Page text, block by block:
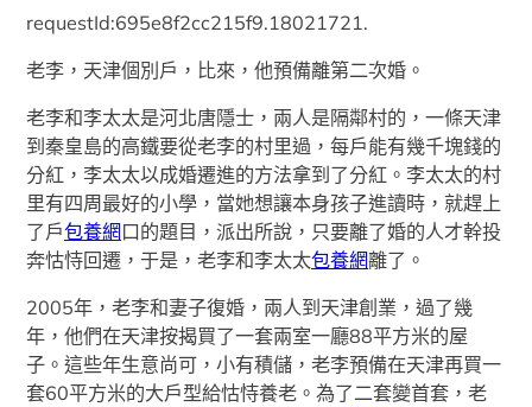
requestId:695e8f2cc215f9.18021721.
老李，天津個別戶，比來，他預備離第二次婚。
老李和李太太是河北唐隱士，兩人是隔鄰村的，一條天津
到秦皇島的高鐵要從老李的村里過，每戶能有幾千塊錢的
分紅，李太太以成婚遷進的方法拿到了分紅。李太太的村
里有四周最好的小學，當她想讓本身孩子進讀時，就趕上
了戶包養網 口的題目，派出所說，只要離了婚的人才幹投
奔怙恃回遷，于是，老李和李太太包養網離了。
2005年，老李和妻子復婚，兩人到天津創業，過了幾
年，他們在天津按揭買了一套兩室一廳88平方米的屋
子。這些年生意尚可，小有積儲，老李預備在天津再買一
套60平方米的大戶型給怙恃養老。為了二套變首套，老